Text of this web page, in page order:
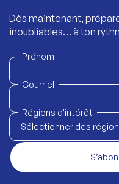
Dès maintenant,
inoubliables… à ton
Prénom
Courriel
Régions d'intérêt
Sélectionner des